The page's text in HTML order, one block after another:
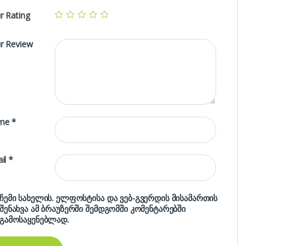
Rating
Review
*
*
ჩემი სახელის. ელფოსტისა და ვებ-გვერდის მისამართის
შენახვა ამ ბრაუზერში შემდგომში კომენტარებში
გამოსაყენებლად.